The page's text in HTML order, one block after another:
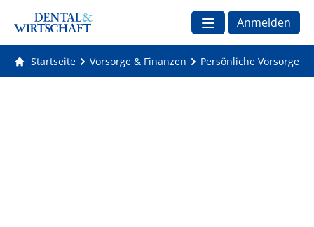
Anmelden
Startseite Vorsorge & Finanzen Persönliche Vorsorge